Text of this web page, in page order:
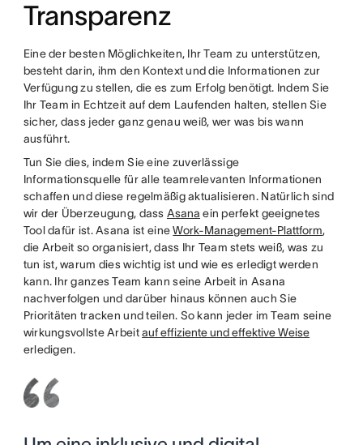
Transparenz
Eine der besten Möglichkeiten, Ihr Team zu unterstützen,
besteht darin, ihm den Kontext und die Informationen zur
Verfügung zu stellen, die es zum Erfolg benötigt. Indem Sie
Ihr Team in Echtzeit auf dem Laufenden halten, stellen Sie
sicher, dass jeder ganz genau weiß, wer was bis wann
ausführt.
Tun Sie dies, indem Sie eine zuverlässige
Informationsquelle für alle teamrelevanten Informationen
schaffen und diese regelmäßig aktualisieren. Natürlich sind
wir der Überzeugung, dass Asana ein perfekt geeignetes
Tool dafür ist. Asana ist eineWork-Management-Plattform,
die Arbeit so organisiert, dass Ihr Team stets weiß, was zu
tun ist, warum dies wichtig ist und wie es erledigt werden
kann. Ihr ganzes Team kann seine Arbeit in Asana
nachverfolgen und darüber hinaus können auch Sie
Prioritäten tracken und teilen. So kann jeder im Team seine
wirkungsvollste Arbeitauf effiziente und effektive Weise
erledigen.